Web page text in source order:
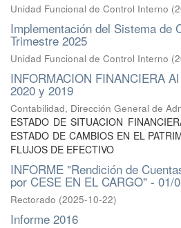
Unidad Funcional de Control Interno (
Implementación del Sistema de
Trimestre 2025
Unidad Funcional de Control Interno (
INFORMACION FINANCIERA
2020 y 2019
Contabilidad, Dirección General de
ESTADO DE SITUACION
ESTADO DE CAMBIOS EN EL
FLUJOS DE EFECTIVO
INFORME "Rendición de
por CESE EN EL CARGO" - 01/
Rectorado (2025-10-22)
Informe 2016